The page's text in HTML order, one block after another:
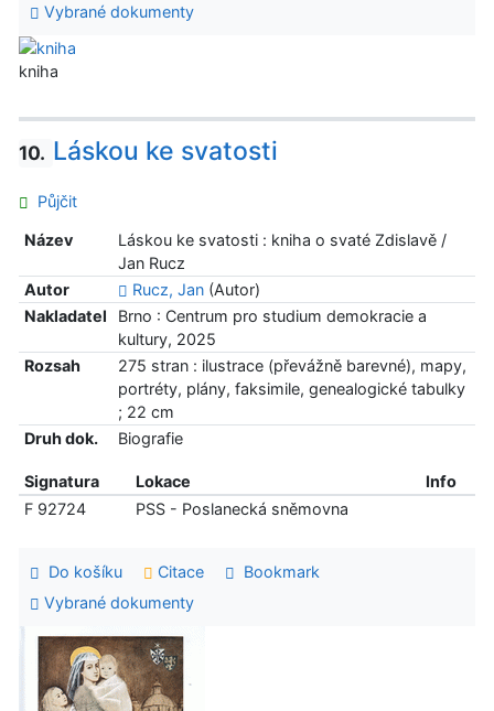
Vybrané dokumenty
kniha
10. Láskou ke svatosti
Půjčit
Název
Láskou ke svatosti : kniha o svaté Zdislavě /
Jan Rucz
Autor
Rucz, Jan(Autor)
Nakladatel
Brno : Centrum pro studium demokracie a
kultury, 2025
Rozsah
275 stran : ilustrace (převážně barevné), mapy,
portréty, plány, faksimile, genealogické tabulky
; 22 cm
Druh dok.
Biografie
Signatura Lokace
Info
F 92724
PSS - Poslanecká sněmovna
Do košíku Citace
Bookmark
Vybrané dokumenty